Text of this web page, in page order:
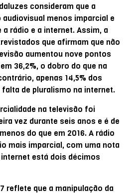
consideram que a
menos imparcial e
a rádio e a internet. Assim, a
que afirmam que não
aumentou nove pontos
36,2%, o dobro do que na
apenas 14,5% dos
de pluralismo na internet.
na televisão foi
vez durante seis anos e é de
do que em 2016. A rádio
mais imparcial, com uma nota
está dois décimos
reflete que a manipulação da